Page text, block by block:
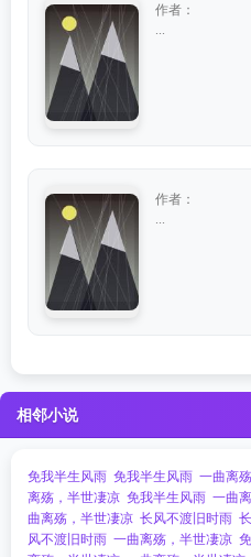
作者：
作者：
相邻小说
免我半生风雨 免我半生风雨 一曲离
离殇，半世凄凉 免我半生风雨 一曲
曲离殇，半世凄凉 长风不渡旧时雨
风不渡旧时雨 一曲离殇，半世凄凉